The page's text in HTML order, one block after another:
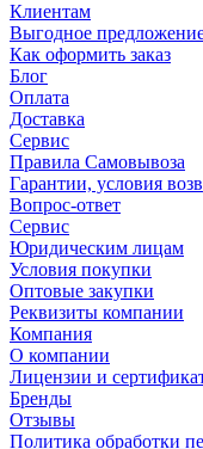
Клиентам
Выгодное
Как оформить заказ
Блог
Оплата
Доставка
Сервис
Правила Самовывоза
Гарантии, условия
Вопрос-ответ
Сервис
Юридическим лицам
Условия покупки
Оптовые закупки
Реквизиты компании
Компания
О компании
Лицензии и
Бренды
Отзывы
Политика обработки